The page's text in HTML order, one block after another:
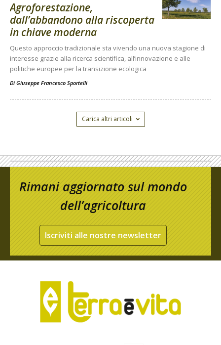
Agroforestazione,
dall’abbandono alla riscoperta
in chiave moderna
Questo approccio tradizionale sta vivendo una nuova stagione di
interesse grazie alla ricerca scientifica, all’innovazione e alle
politiche europee per la transizione ecologica
Di Giuseppe Francesco Sportelli
Carica altri articoli
Rimani aggiornato sul mondo
dell’agricoltura
Iscriviti alle nostre newsletter